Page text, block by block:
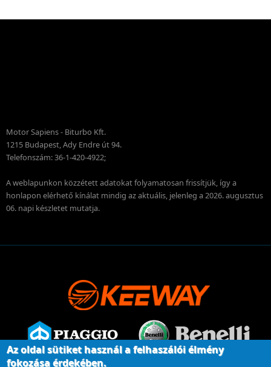
Motor Sapiens - Biturbo Kft.
1215 Budapest, Ady Endre út 94.
Telefonszám: 36-1-420-4922;
A weblapunkon közzétett adatokat folyamatosan frissítjük, így a
honlapon elérhető kínálat mindig az aktuális, jelenleg a 2026. augusztus
06. napi készletet mutatja.
Az oldal sütiket használ a felhaszálói élmény
fokozása érdekében.